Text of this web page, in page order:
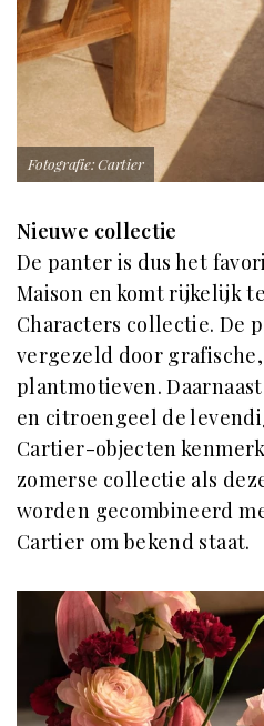
Fotografie: Cartier
Nieuwe collectie
De panter is dus het
Maison en komt rijkelijk
Characters collectie. De
vergezeld door
plantmotieven.
en citroengeel de
Cartier-objecten
zomerse collectie als
worden gecombineerd
Cartier om bekend staat.